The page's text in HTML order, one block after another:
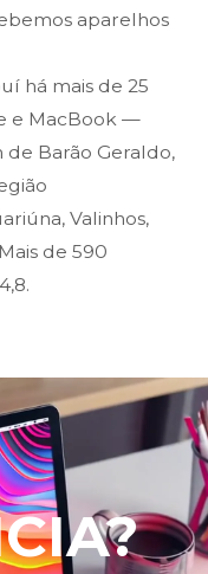
aparelhos
há mais de 25
e MacBook —
Barão Geraldo,
Valinhos,
de 590